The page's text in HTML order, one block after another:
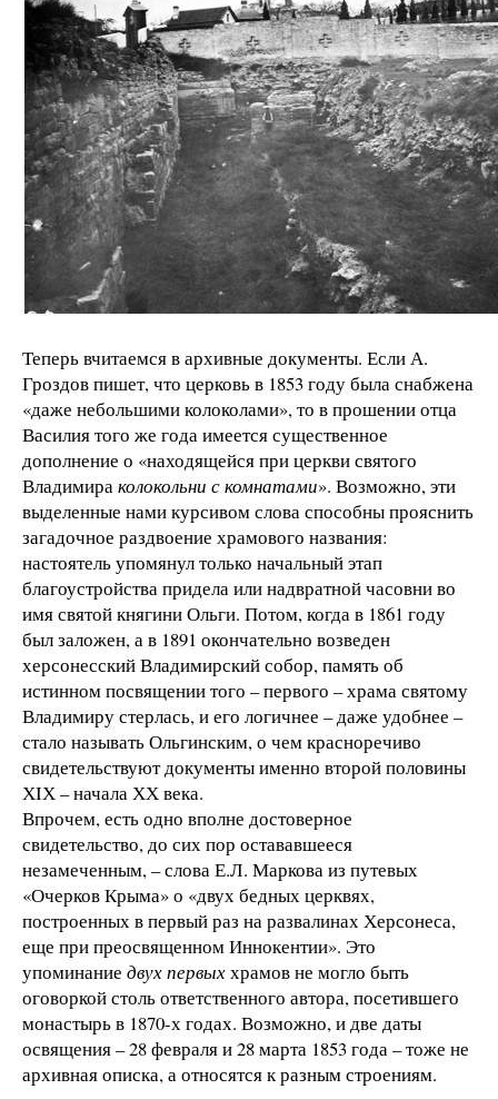
Теперь вчитаемся в архивные документы. Если А.
Гроздов пишет, что церковь в 1853 году была снабжена
«даже небольшими колоколами», то в прошении отца
Василия того же года имеется существенное
дополнение о «находящейся при церкви святого
Владимира колокольни с комнатами». Возможно, эти
выделенные нами курсивом слова способны прояснить
загадочное раздвоение храмового названия:
настоятель упомянул только начальный этап
благоустройства придела или надвратной часовни во
имя святой княгини Ольги. Потом, когда в 1861 году
был заложен, а в 1891 окончательно возведен
херсонесский Владимирский собор, память об
истинном посвящении того – первого – храма святому
Владимиру стерлась, и его логичнее – даже удобнее –
стало называть Ольгинским, о чем красноречиво
свидетельствуют документы именно второй половины
ХIХ – начала ХХ века.
Впрочем, есть одно вполне достоверное
свидетельство, до сих пор остававшееся
незамеченным, – слова Е.Л. Маркова из путевых
«Очерков Крыма» о «двух бедных церквях,
построенных в первый раз на развалинах Херсонеса,
еще при преосвященном Иннокентии». Это
упоминание двух первыххрамов не могло быть
оговоркой столь ответственного автора, посетившего
монастырь в 1870-х годах. Возможно, и две даты
освящения – 28 февраля и 28 марта 1853 года – тоже не
архивная описка, а относятся к разным строениям.